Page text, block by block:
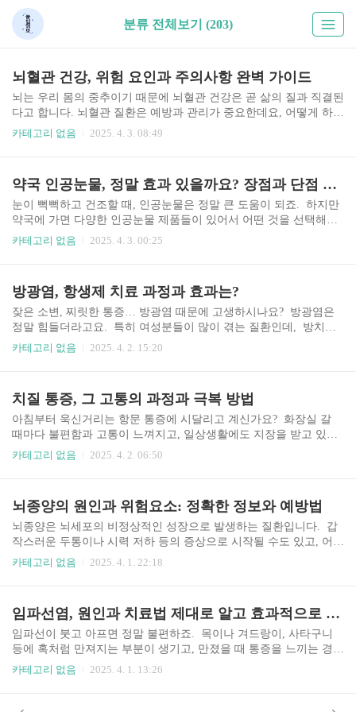
분류 전체보기 (203)
뇌혈관 건강, 위험 요인과 주의사항 완벽 가이드
뇌는 우리 몸의 중추이기 때문에 뇌혈관 건강은 곧 삶의 질과 직결된
다고 합니다. 뇌혈관 질환은 예방과 관리가 중요한데요, 어떻게 하면
건강한 뇌혈관을 유지할 수 있을까요? 함께 알아보도록 하겠습니
같은 심각한 질환을 유발할 수 있다고 합니다. 또한, 흡연은 혈관을
수축시켜 혈압을 높이고 혈전을 발생시키는 위험을 증가시키죠. 평
소 혈압, 혈당, 콜레스테롤 수치를 꾸준히 체크하고, 이상이 있을 경
우 적극적인 치료를 받는 것이 중요합니다. 흡연은 건강에 정말 해
로운데, 흡연자라면 금연을 통해 건강한 뇌혈관을 만..
카테고리 없음 2025. 4. 3. 08:49
약국 인공눈물, 정말 효과 있을까요? 장점과 단점 비교분석
눈이 뻑뻑하고 건조할 때, 인공눈물은 정말 큰 도움이 되죠. 하지만
약국에 가면 다양한 인공눈물 제품들이 있어서 어떤 것을 선택해야
할지 고민되기도 합니다. 저도 그랬거든요. 그래서 오늘은 약국에
물부터, 점도가 높은 인공눈물, 보존제가 없는 인공눈물, 그리고
특정 증상에 효과적인 인공눈물까지… 정말 종류가 많아서 선택이
어려울 수 있습니다. 가장 먼저 생각해봐야 할 것은 바로 자신의 눈
상태입니다. 단순히 건조함만 느끼는지, 혹은 충혈이나 가려움증도
함께 동반되는지 확인해보세요. 만약 눈에 염증..
카테고리 없음 2025. 4. 3. 00:25
방광염, 항생제 치료 과정과 효과는?
잦은 소변, 찌릿한 통증… 방광염 때문에 고생하시나요? 방광염은
정말 힘들더라고요. 특히 여성분들이 많이 겪는 질환인데, 방치하
면 만성으로 이어질 수 있다고 합니다. 이 글에서는 방광염 치료에
합니다. 의사는 환자의 상태와 감염균의 종류를 고려하여 가장 적절
한 항생제를 처방해요. 흔히 사용되는 항생제로는 세팔렉신, 아목
시실린, 트리메토프림-설파메톡사졸 등이 있는데요. 이 항생제들은
각각 장단점이 있고, 내성균 발생 가능성도 고려해야 한다고 합니
다. 가장 중요한 건 의사의 정확한 진단과 처방..
카테고리 없음 2025. 4. 2. 15:20
치질 통증, 그 고통의 과정과 극복 방법
아침부터 욱신거리는 항문 통증에 시달리고 계신가요? 화장실 갈
때마다 불편함과 고통이 느껴지고, 일상생활에도 지장을 받고 있다
면 혹시 치질이 아닐까 걱정이 되실 거예요. 저 또한 치질 때문에 힘
요. 치질의 원인과 증상은 무엇일까요? 치질은 항문의 정맥이 부풀
어 오르는 질환입니다. 주로 변비나 설사, 장시간 앉아있는 습관, 임
신, 출산 등으로 인해 항문 주변 혈관에 압력이 가해져 발생한다고
합니다. 증상은 다양하게 나타나는데요. 가장 흔한 증상은 항문 통
증과 출혈입니다. 항문이 붓고 가렵거나, 배변 시..
카테고리 없음 2025. 4. 2. 06:50
뇌종양의 원인과 위험요소: 정확한 정보와 예방법
뇌종양은 뇌세포의 비정상적인 성장으로 발생하는 질환입니다. 갑
작스러운 두통이나 시력 저하 등의 증상으로 시작될 수도 있고, 어떤
경우에는 아무런 증상 없이 발견되기도 합니다. 가족 중 뇌종양 환
단정적으로 말하기는 어렵습니다. 유전적인 요인, 환경적인 요인,
생활 습관 등 여러 복합적인 요소들이 작용하기 때문입니다. 하지만
연구 결과들을 통해 몇 가지 주요 원인들이 밝혀지고 있습니다. 가
장 흔한 원인 중 하나는 유전적인 소인입니다. 가족력이 있는 경우
뇌종양 발병 위험이 높아질 수 있다고 합니다. 또한..
카테고리 없음 2025. 4. 1. 22:18
임파선염, 원인과 치료법 제대로 알고 효과적으로 관리하기
임파선이 붓고 아프면 정말 불편하죠. 목이나 겨드랑이, 사타구니
등에 혹처럼 만져지는 부분이 생기고, 만졌을 때 통증을 느끼는 경
험, 한 번쯤 해보셨을 거예요. 이런 증상은 대부분 감염이나 염증 때
해질 수도 있기 때문에 정확한 원인을 파악하고 적절한 치료를 받는
카테고리 없음 2025. 4. 1. 13:26